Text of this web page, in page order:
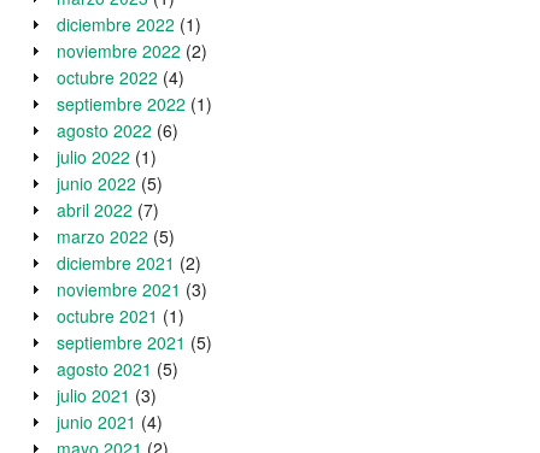
diciembre 2022 (1)
noviembre 2022 (2)
octubre 2022 (4)
septiembre 2022 (1)
agosto 2022 (6)
julio 2022 (1)
junio 2022 (5)
abril 2022 (7)
marzo 2022 (5)
diciembre 2021 (2)
noviembre 2021 (3)
octubre 2021 (1)
septiembre 2021 (5)
agosto 2021 (5)
julio 2021 (3)
junio 2021 (4)